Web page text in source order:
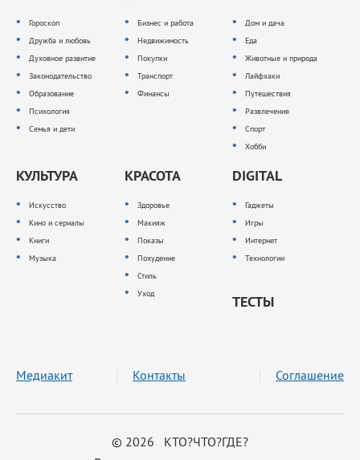
Гороскоп
Дружба и любовь
Духовное развитие
Законодательство
Образование
Психология
Семья и дети
Бизнес и работа
Недвижимость
Покупки
Транспорт
Финансы
Дом и дача
Еда
Животные и природа
Лайфхаки
Путешествия
Развлечения
Спорт
Хобби
КУЛЬТУРА
Искусство
Кино и сериалы
Книги
Музыка
КРАСОТА
Здоровье
Макияж
Показы
Похудение
Стиль
Уход
DIGITAL
Гаджеты
Игры
Интернет
Технологии
ТЕСТЫ
© 2026 КТО?ЧТО?ГДЕ?
Медиакит Контакты Соглашение